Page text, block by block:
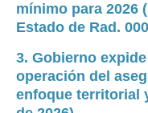
mínimo para 2026
Estado de Rad.
3. Gobierno
operación del
enfoque territorial